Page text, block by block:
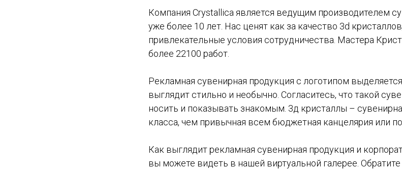
Компания Crystallica является ведущим производителем
уже более 10 лет. Нас ценят как за качество 3d
привлекательные условия сотрудничества. Мастера
более 22100 работ.
Рекламная сувенирная продукция с логотипом
выглядит стильно и необычно. Согласитесь, что такой
носить и показывать знакомым. 3д кристаллы –
класса, чем привычная всем бюджетная канцелярия или
Как выглядит рекламная сувенирная продукция и
вы можете видеть в нашей виртуальной галерее.